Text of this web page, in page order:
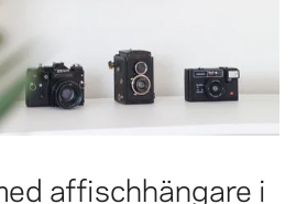
affischhängare i